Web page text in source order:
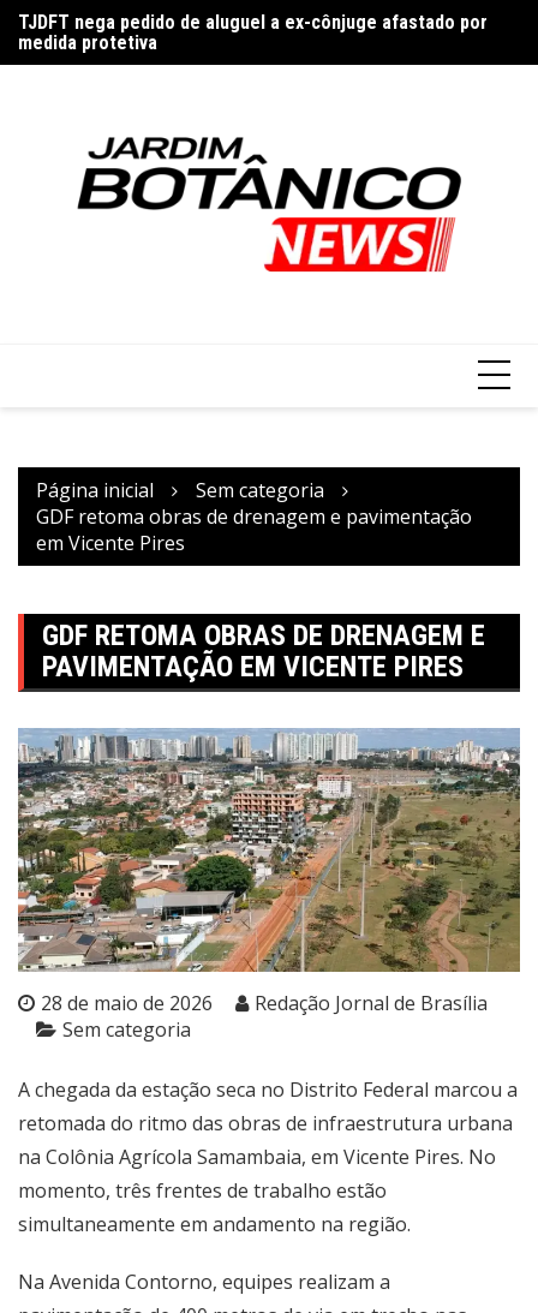
para
o
TJDFT nega pedido de aluguel a ex-cônjuge afastado por
medida protetiva
Página inicial
Sem categoria
GDF retoma obras de drenagem e pavimentação
em Vicente Pires
GDF RETOMA OBRAS DE DRENAGEM E
PAVIMENTAÇÃO EM VICENTE PIRES
28 de maio de 2026
Redação Jornal de Brasília
Sem categoria
A chegada da estação seca no Distrito Federal marcou a
retomada do ritmo das obras de infraestrutura urbana
na Colônia Agrícola Samambaia, em Vicente Pires. No
momento, três frentes de trabalho estão
simultaneamente em andamento na região.
Na Avenida Contorno, equipes realizam a